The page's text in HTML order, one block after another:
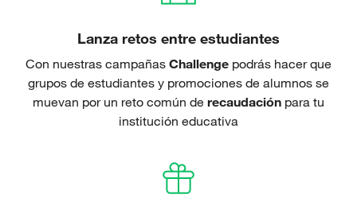
Lanza retos entre estudiantes
Con nuestras campañas Challenge podrás hacer que
grupos de estudiantes y promociones de alumnos se
muevan por un reto común de recaudación para tu
institución educativa